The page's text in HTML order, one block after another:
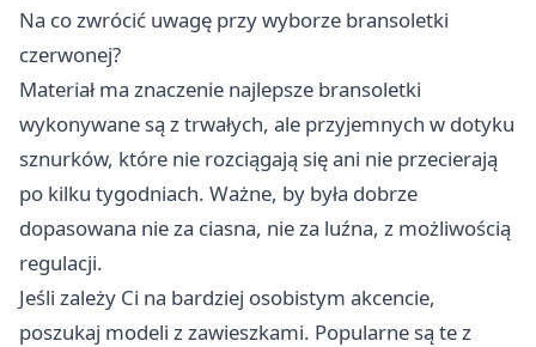
Na co zwrócić uwagę przy wyborze bransoletki
czerwonej?
Materiał ma znaczenie najlepsze bransoletki
wykonywane są z trwałych, ale przyjemnych w dotyku
sznurków, które nie rozciągają się ani nie przecierają
po kilku tygodniach. Ważne, by była dobrze
dopasowana nie za ciasna, nie za luźna, z możliwością
regulacji.
Jeśli zależy Ci na bardziej osobistym akcencie,
poszukaj modeli z zawieszkami. Popularne są te z